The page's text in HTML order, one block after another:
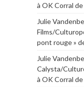
à OK Corral
Julie
Films/
pont rouge »
Julie
Calysta/
à OK Corral